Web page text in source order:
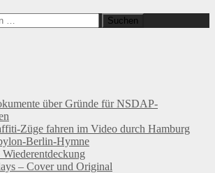
über Gründe für NSDAP-
Züge fahren im Video durch Hamburg
Berlin-Hymne
– Cover und Original